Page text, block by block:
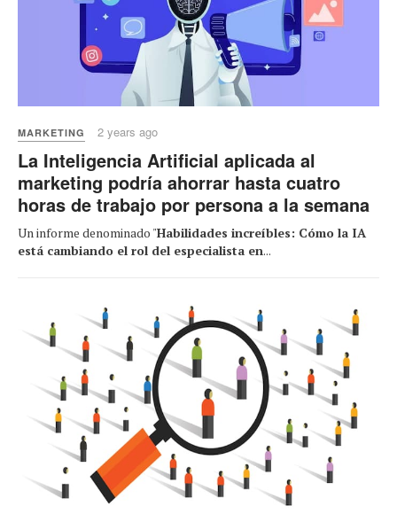
MARKETING 2 years ago
La Inteligencia Artificial aplicada al
marketing podría ahorrar hasta cuatro
horas de trabajo por persona a la semana
Un informe denominado "Habilidades increíbles: Cómo la IA
está cambiando el rol del especialista en...